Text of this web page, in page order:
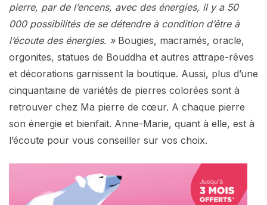
pierre, par de l’encens, avec des énergies, il y a 50
000 possibilités de se détendre à condition d’être à
l’écoute des énergies. » Bougies, macramés, oracle,
orgonites, statues de Bouddha et autres attrape-rêves
et décorations garnissent la boutique. Aussi, plus d’une
cinquantaine de variétés de pierres colorées sont à
retrouver chez Ma pierre de cœur. A chaque pierre
son énergie et bienfait. Anne-Marie, quant à elle, est à
l’écoute pour vous conseiller sur vos choix.